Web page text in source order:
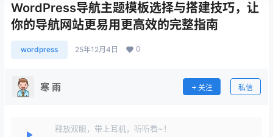
WordPress导航主题模板选择与搭建技巧，让
你的导航网站更易用更高效的完整指南
wordpress 25年12月4日 0
寒 雨 关注 私信
释放双眼，带上耳机，听听看~！